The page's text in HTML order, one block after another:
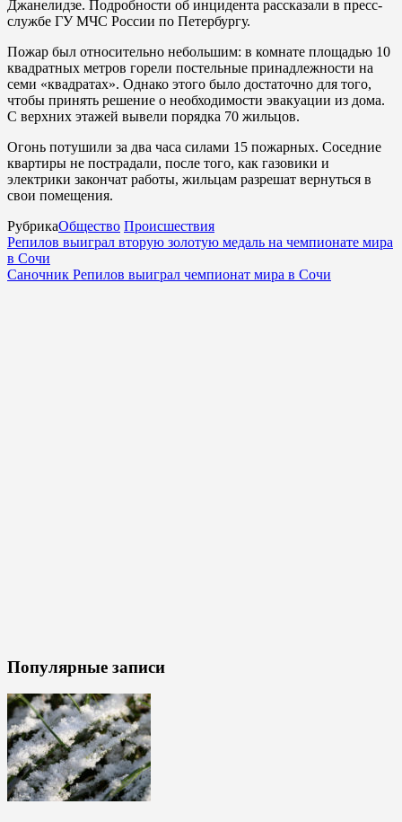
Джанелидзе. Подробности об инцидента рассказали в пресс-
службе ГУ МЧС России по Петербургу.
Пожар был относительно небольшим: в комнате площадью 10
квадратных метров горели постельные принадлежности на
семи «квадратах». Однако этого было достаточно для того,
чтобы принять решение о необходимости эвакуации из дома.
С верхних этажей вывели порядка 70 жильцов.
Огонь потушили за два часа силами 15 пожарных. Соседние
квартиры не пострадали, после того, как газовики и
электрики закончат работы, жильцам разрешат вернуться в
свои помещения.
РубрикаОбщество Происшествия
Репилов выиграл вторую золотую медаль на чемпионате мира
в Сочи
Саночник Репилов выиграл чемпионат мира в Сочи
Популярные записи